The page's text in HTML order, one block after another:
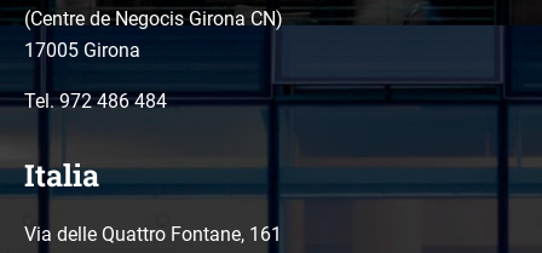
(Centre de Negocis Girona CN)
17005 Girona
Tel.972 486 484
Italia
Via delle Quattro Fontane, 161